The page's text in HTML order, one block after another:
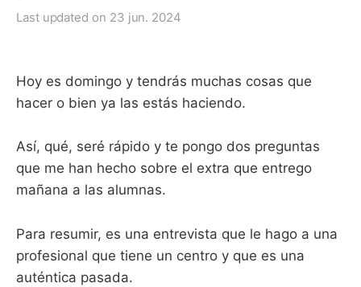
Last updated on 23 jun. 2024
Hoy es domingo y tendrás muchas cosas que
hacer o bien ya las estás haciendo.
Así, qué, seré rápido y te pongo dos preguntas
que me han hecho sobre el extra que entrego
mañana a las alumnas.
Para resumir, es una entrevista que le hago a una
profesional que tiene un centro y que es una
auténtica pasada.